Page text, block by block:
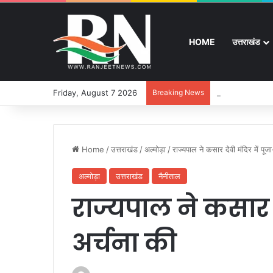
HOME उत्तराखंड
Friday, August 7 2026 Breaking News
Home /उत्तराखंड /अल्मोड़ा /राज्यपाल ने कसार देवी मंदिर में
अल्मोड़ा उत्तराखंड नैनीताल
राज्यपाल ने
अर्चना की